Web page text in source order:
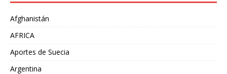
Afghanistán
AFRICA
Aportes de Suecia
Argentina